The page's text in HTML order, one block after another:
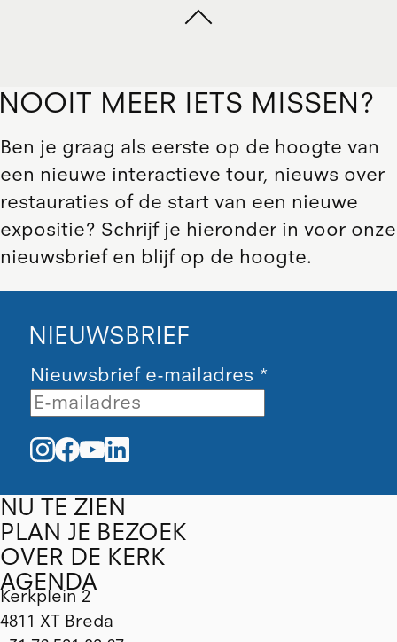
MEER IETS MISSEN?
Ben je graag als eerste op de hoogte van
een nieuwe interactieve tour, nieuws over
restauraties of de start van een nieuwe
expositie? Schrijf je hieronder in voor onze
nieuwsbrief en blijf op de hoogte.
NU TE ZIEN
PLAN JE BEZOEK
OVER DE KERK
AGENDA
Kerkplein 2
4811 XT Breda
NIEUWSBRIEF
Nieuwsbrief e-mailadres *